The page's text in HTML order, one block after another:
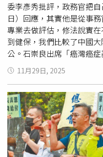
委李彥秀批評，政務官把
日）回應，其實他是從事
專業去做評估，修法說實
到健保，我們比較了中國
公。石崇良出席「癌灣癌
獎典禮」時表示，以《健
民國國籍者，要加入健保
居住、居留6個月以上；第
第3就是在台灣出生的新生
灣癌症基金會第十九屆十
攝）對於陸配入籍的時間
說，從健保的 納保的權益
其他國籍的外國籍配偶來
11月29日, 2025